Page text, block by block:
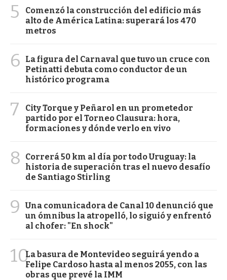
5
Comenzó la construcción del edificio más
alto de América Latina: superará los 470
metros
6
La figura del Carnaval que tuvo un cruce con
Petinatti debuta como conductor de un
histórico programa
7
City Torque y Peñarol en un prometedor
partido por el Torneo Clausura: hora,
formaciones y dónde verlo en vivo
8
Correrá 50 km al día por todo Uruguay: la
historia de superación tras el nuevo desafío
de Santiago Stirling
9
Una comunicadora de Canal 10 denunció que
un ómnibus la atropelló, lo siguió y enfrentó
al chofer: "En shock"
10La basura de Montevideo seguirá yendo a
Felipe Cardoso hasta al menos 2055, con las
obras que prevé la IMM